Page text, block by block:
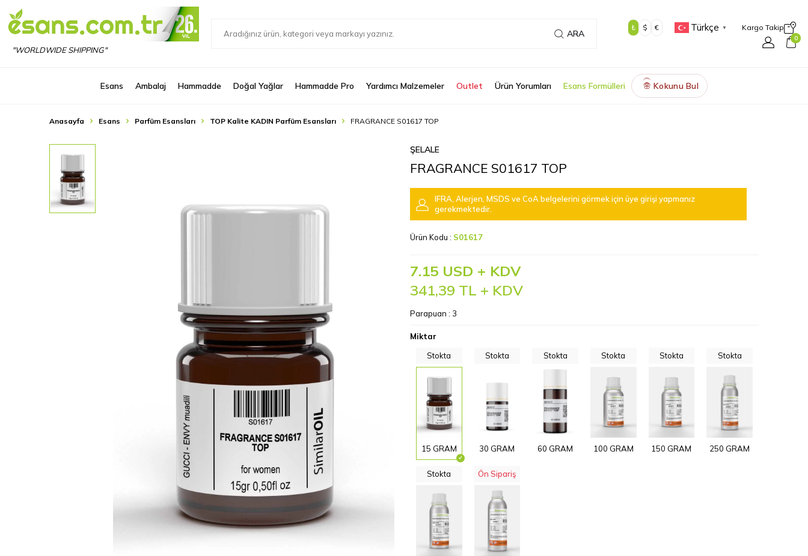
"WORLDWIDE SHIPPING"
ARA
₺ $ € Türkçe ▼ Kargo Takip
0
Esans Ambalaj Hammadde Doğal Yağlar Hammadde Pro Yardımcı Malzemeler Outlet Ürün Yorumları Esans Formülleri 🌸 Kokunu Bul
Anasayfa Esans Parfüm Esansları TOP Kalite KADIN Parfüm Esansları FRAGRANCE S01617 TOP
ŞELALE
FRAGRANCE S01617 TOP
IFRA, Alerjen, MSDS ve CoA belgelerini görmek için üye girişi yapmanız
gerekmektedir.
Ürün Kodu : S01617
7.15 USD + KDV
341,39 TL + KDV
Parapuan : 3
Miktar
Stokta
15 GRAM
Stokta
30 GRAM
Stokta
60 GRAM
Stokta
100 GRAM
Stokta
150 GRAM
Stokta
250 GRAM
Stokta Ön Sipariş